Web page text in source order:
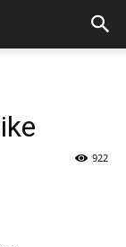
922